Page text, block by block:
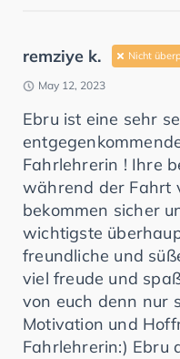
remziye k. Nicht
May 12, 2023
Ebru ist eine sehr
Fahrlehrerin ! Ihre
während der Fahrt
bekommen sicher
wichtigste
freundliche und
viel freude und
von euch denn nur
Motivation und
Fahrlehrerin:)